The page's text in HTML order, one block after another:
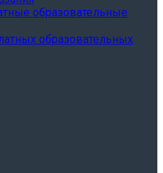
образовательные
образовательных